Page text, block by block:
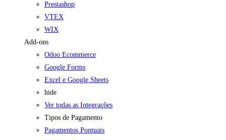
Prestashop
VTEX
WIX
Add-ons
Odoo Ecommerce
Google Forms
Excel e Google Sheets
hide
Ver todas as Integrações
Tipos de Pagamento
Pagamentos Pontuais